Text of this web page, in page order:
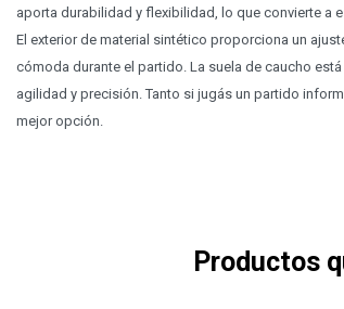
aporta durabilidad y flexibilidad, lo que convierte a
El exterior de material sintético proporciona un
cómoda durante el partido. La suela de caucho
agilidad y precisión. Tanto si jugás un partido
mejor opción.
Productos